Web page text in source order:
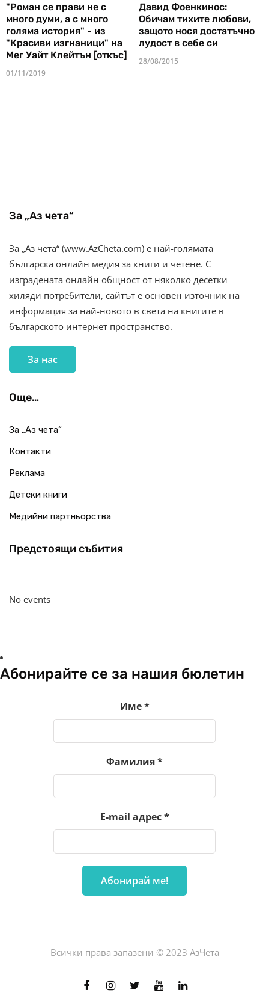
"Роман се прави не с
много думи, а с много
голяма история" - из
"Красиви изгнаници" на
Мег Уайт Клейтън [откъс]
01/11/2019
Давид Фоенкинос:
Обичам тихите любови,
защото нося достатъчно
лудост в себе си
28/08/2015
За „Аз чета“
За „Аз чета“ (www.AzCheta.com) е най-голямата
българска онлайн медия за книги и четене. С
изградената онлайн общност от няколко десетки
хиляди потребители, сайтът е основен източник на
информация за най-новото в света на книгите в
българското интернет пространство.
За нас
Още…
За „Аз чета“
Контакти
Реклама
Детски книги
Медийни партньорства
Предстоящи събития
No events
Абонирайте се за нашия бюлетин
Име*
Фамилия*
E-mail адрес*
Всички права запазени © 2023 АзЧета